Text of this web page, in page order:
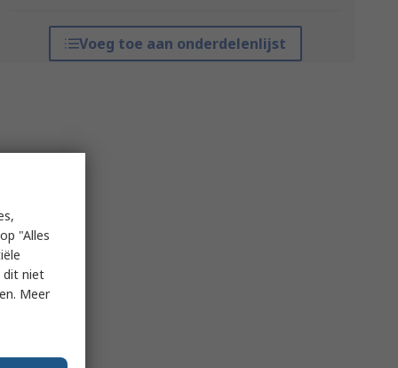
Voeg toe aan onderdelenlijst
"Alles
dit niet
Meer